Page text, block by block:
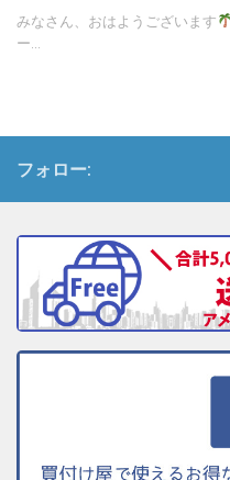
みなさん、おはようございます
ー...
フォロー: